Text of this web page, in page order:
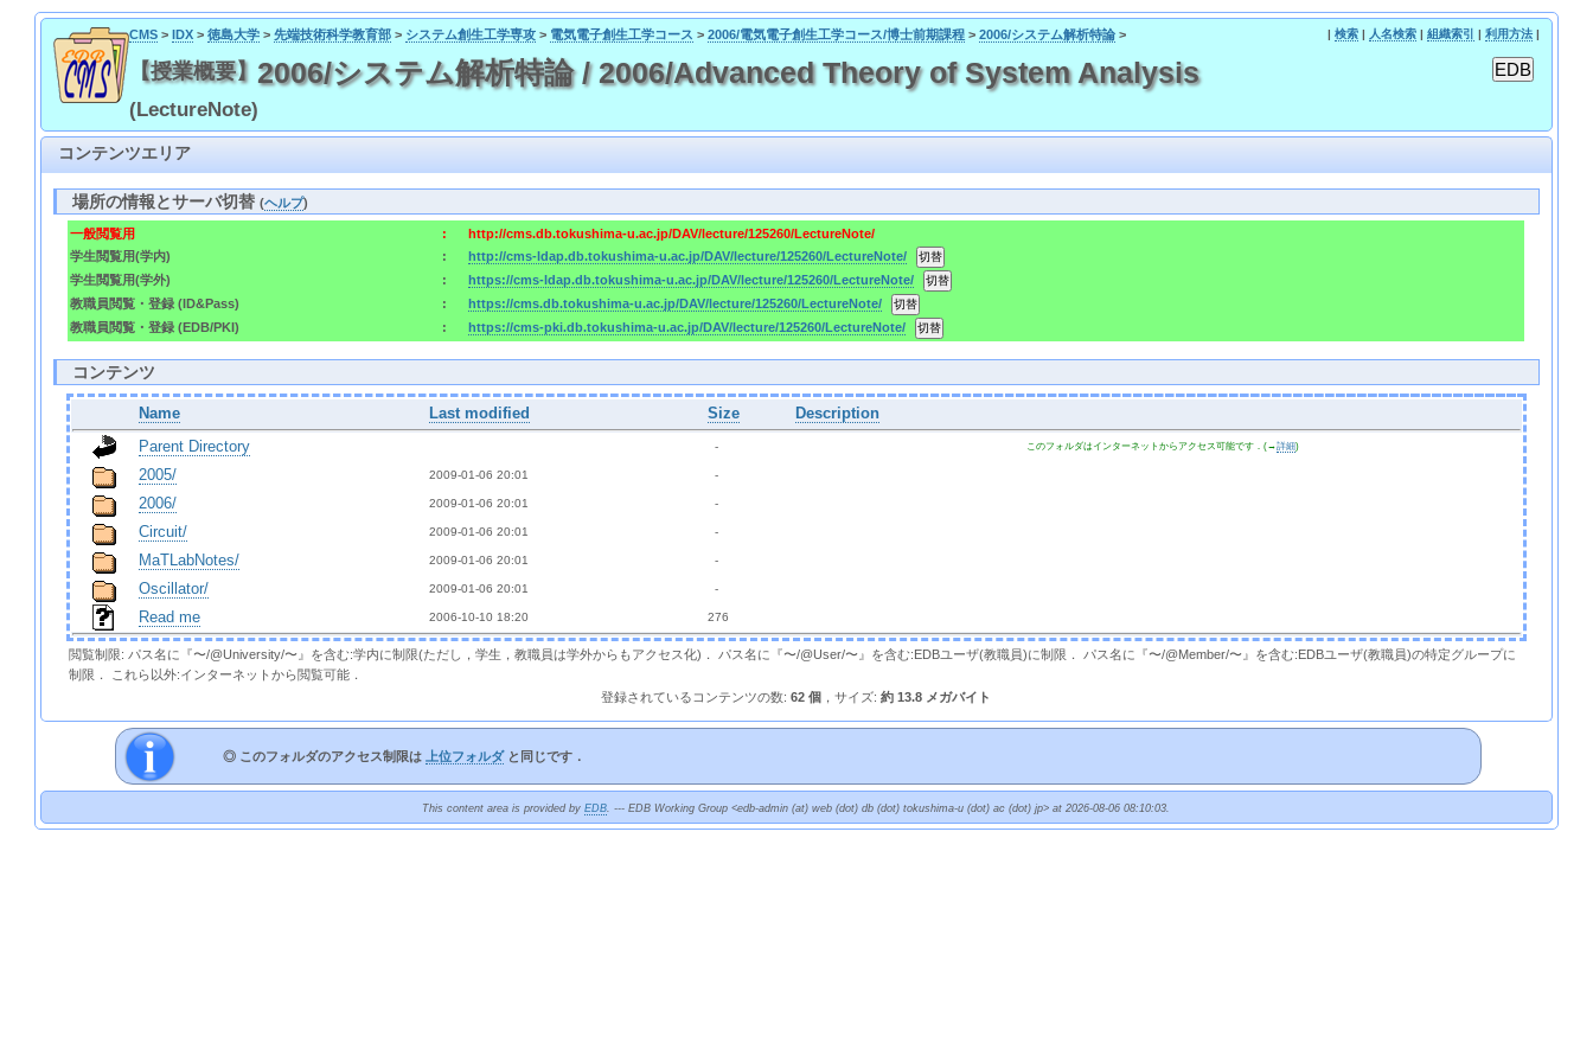
CMS> IDX> 徳島大学> 先端技術科学教育部> システム創生工学専攻> 電気電子創生工学コース > 2006/電気電子創生工学コース/博士前期課程> 2006/システム解析特論> | 検索| 人名検索| 組織索引 | 利用方法|
【授業概要】 2006/システム解析特論 / 2006/Advanced Theory of System Analysis
(LectureNote)
コンテンツエリア
場所の情報とサーバ切替(ヘルプ)
一般閲覧用 :
http://cms.db.tokushima-u.ac.jp/DAV/lecture/125260/LectureNote/
学生閲覧用(学内)
:
http://cms-ldap.db.tokushima-u.ac.jp/DAV/lecture/125260/LectureNote/
学生閲覧用(学外)
:
https://cms-ldap.db.tokushima-u.ac.jp/DAV/lecture/125260/LectureNote/
教職員閲覧・登録 (ID&Pass)
:
https://cms.db.tokushima-u.ac.jp/DAV/lecture/125260/LectureNote/
教職員閲覧・登録 (EDB/PKI)
: https://cms-pki.db.tokushima-u.ac.jp/DAV/lecture/125260/LectureNote/
コンテンツ
Name Last modified Size
Description
Parent Directory
  -
このフォルダはインターネットからアクセス可能です．(→詳細)
2005/ 2009-01-06 20:01
  -
2006/ 2009-01-06 20:01
  -
Circuit/ 2009-01-06 20:01
  -
MaTLabNotes/ 2009-01-06 20:01
  -
Oscillator/ 2009-01-06 20:01
  -
Read me 2006-10-10 18:20 276
閲覧制限: パス名に『〜/@University/〜』を含む:学内に制限(ただし，学生，教職員は学外からもアクセス化)． パス名に『〜/@User/〜』を含む:EDBユーザ(教職員)に制限． パス名に『〜/@Member/〜』を含む:EDBユーザ(教職員)の特定グループに
制限． これら以外:インターネットから閲覧可能．
登録されているコンテンツの数:62 個 ，サイズ:約 13.8 メガバイト
◎ このフォルダのアクセス制限は 上位フォルダと同じです．
This content area is provided byEDB. --- EDB Working Group <edb-admin (at) web (dot) db (dot) tokushima-u (dot) ac (dot) jp> at 2026-08-06 08:10:03.